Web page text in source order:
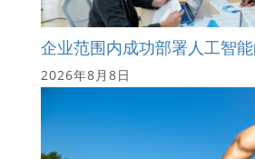
企业范围内成功部署人工智
2026年8月8日